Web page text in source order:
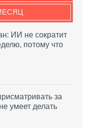
ИИ не сократит
потому что
за
умеет делать